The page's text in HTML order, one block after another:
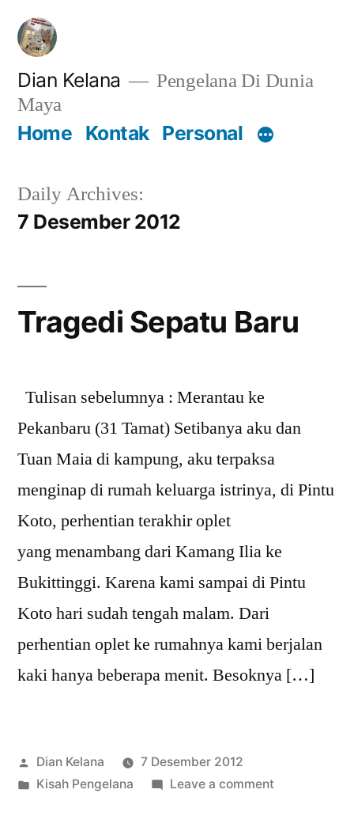
Lompat
konten
Dian Kelana
Pengelana Di Dunia
Maya
Home Kontak Personal
Daily Archives:
7 Desember 2012
Tragedi Sepatu Baru
Tulisan sebelumnya : Merantau ke
Pekanbaru (31 Tamat) Setibanya aku dan
Tuan Maia di kampung, aku terpaksa
menginap di rumah keluarga istrinya, di Pintu
Koto, perhentian terakhir oplet
yang menambang dari Kamang Ilia ke
Bukittinggi. Karena kami sampai di Pintu
Koto hari sudah tengah malam. Dari
perhentian oplet ke rumahnya kami berjalan
kaki hanya beberapa menit. Besoknya […]
Posted
by
Dian Kelana
7 Desember 2012
Posted
Kisah Pengelana Leave a commenton